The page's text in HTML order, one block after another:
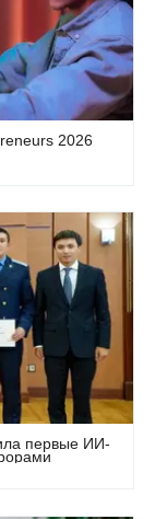
2026
первые ИИ-